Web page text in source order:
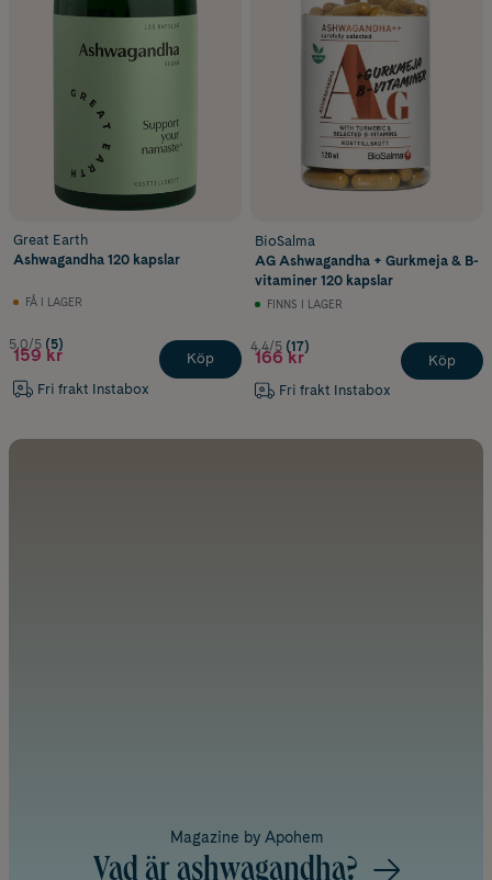
Great Earth
Ashwagandha 120 kapslar
FÅ I LAGER
5.0/5 (5)
159 kr
Fri frakt Instabox
Köp
BioSalma
AG Ashwagandha + Gurkmeja & B-
vitaminer 120 kapslar
FINNS I LAGER
4.4/5 (17)
166 kr
Fri frakt Instabox
Köp
Magazine by Apohem
Vad är ashwagandha?